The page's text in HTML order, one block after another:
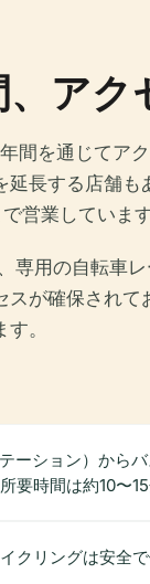
ア
間を通じてア
長する店舗
営業していま
専用の自転車
が確保され
。
ーション）から
要時間は約10〜
クリングは安全で